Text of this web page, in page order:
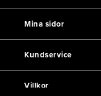
Mina sidor
Kundservice
Villkor